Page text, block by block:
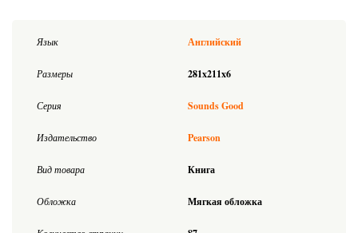
Язык Английский
Размеры 281x211x6
Серия Sounds Good
Издательство Pearson
Вид товара Книга
Обложка Мягкая обложка